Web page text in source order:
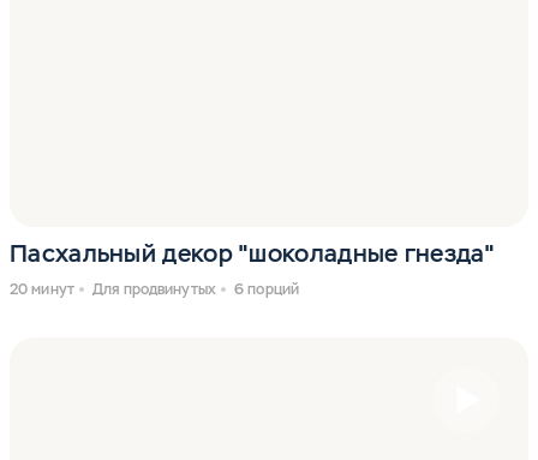
Пасхальный декор "шоколадные гнезда"
20 минут Для продвинутых 6 порций